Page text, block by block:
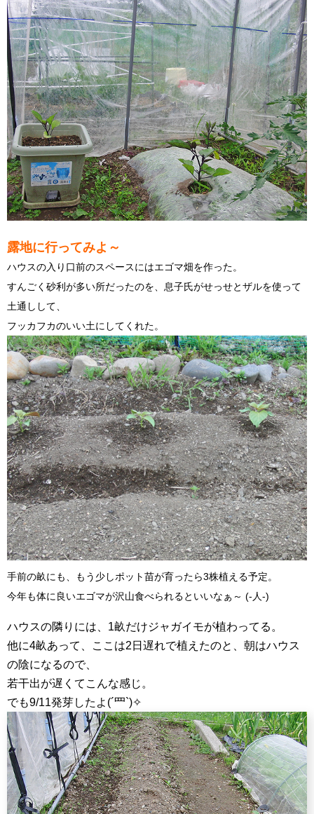
露地に行ってみよ～
ハウスの入り口前のスペースにはエゴマ畑を作った。
すんごく砂利が多い所だったのを、息子氏がせっせとザルを使って
土通しして、
フッカフカのいい土にしてくれた。
手前の畝にも、もう少しポット苗が育ったら3株植える予定。
今年も体に良いエゴマが沢山食べられるといいなぁ～ (-人-)
ハウスの隣りには、1畝だけジャガイモが植わってる。
他に4畝あって、ここは2日遅れで植えたのと、朝はハウス
の陰になるので、
若干出が遅くてこんな感じ。
でも9/11発芽したよ(´罒`)✧